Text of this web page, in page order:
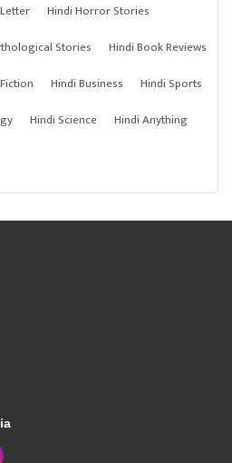
Hindi Horror Stories
Stories
Hindi Book Reviews
Hindi Business
Hindi Sports
Hindi Science
Hindi Anything